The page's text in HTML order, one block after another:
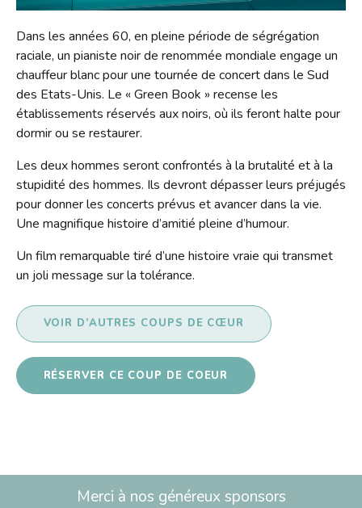
Contact
Liens
Dans les années 60, en pleine période de ségrégation
raciale, un pianiste noir de renommée mondiale engage un
chauffeur blanc pour une tournée de concert dans le Sud
des Etats-Unis. Le « Green Book » recense les
établissements réservés aux noirs, où ils feront halte pour
dormir ou se restaurer.
Les deux hommes seront confrontés à la brutalité et à la
stupidité des hommes. Ils devront dépasser leurs préjugés
pour donner les concerts prévus et avancer dans la vie.
Une magnifique histoire d’amitié pleine d’humour.
Un film remarquable tiré d’une histoire vraie qui transmet
un joli message sur la tolérance.
VOIR D’AUTRES COUPS DE CŒUR
RÉSERVER CE COUP DE COEUR
Merci à nos généreux sponsors